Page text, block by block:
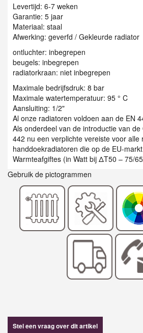
Levertijd: 6-7 weken
Garantie: 5 jaar
Materiaal: staal
Afwerking: geverfd / Gekleurde radiator
ontluchter: inbegrepen
beugels: inbegrepen
radiatorkraan: niet inbegrepen
Maximale bedrijfsdruk: 8 bar
Maximale watertemperatuur: 95 ° C
Aansluiting: 1/2"
Al onze radiatoren voldoen aan de EN
Als onderdeel van de introductie van de
442 nu een verplichte vereiste voor alle
handdoekradiatoren die op de EU-
Warmteafgiftes (in Watt bij ΔT50 – 75/
Gebruik de pictogrammen
Stel een vraag over dit artikel